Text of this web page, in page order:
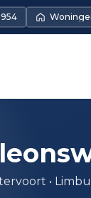
•